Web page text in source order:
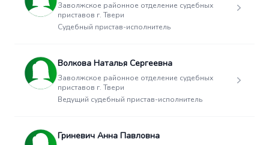
Заволжское районное отделение судебных
приставов г. Твери
Судебный пристав-исполнитель
Волкова Наталья Сергеевна
Заволжское районное отделение судебных
приставов г. Твери
Ведущий судебный пристав-исполнитель
Гриневич Анна Павловна